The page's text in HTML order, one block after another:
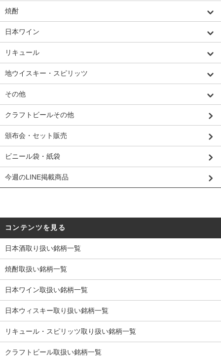
焼酎
日本ワイン
リキュール
地ウイスキー・スピリッツ
その他
クラフトビールその他
頒布会・セット販売
ビニール袋・紙袋
今週のLINE掲載商品
コンテンツを見る
日本酒取り扱い銘柄一覧
焼酎取扱い銘柄一覧
日本ワイン取扱い銘柄一覧
日本ウィスキー取り扱い銘柄一覧
リキュール・スピリッツ取り扱い銘柄一覧
クラフトビール取扱い銘柄一覧